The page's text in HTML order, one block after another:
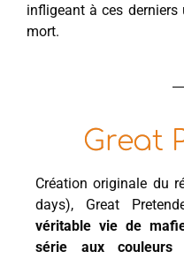
infligeant à ces
mort.
Great
Création originale du
days), Great
véritable vie de
série aux couleurs